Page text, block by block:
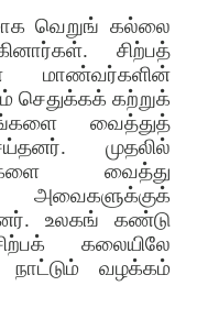
வெறுங் கல்லை
சிற்பத்
மாண்வர்களின்
செதுக்கக் கற்றுக்
வைத்துத்
முதலில்
வைத்து
உலகங் கண்டு
கலையிலே
வழக்கம்